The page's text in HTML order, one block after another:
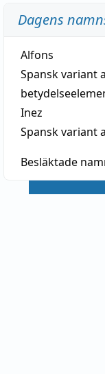
Dagens
Alfons
Spansk variant
Inez
Spansk variant
Besläktade